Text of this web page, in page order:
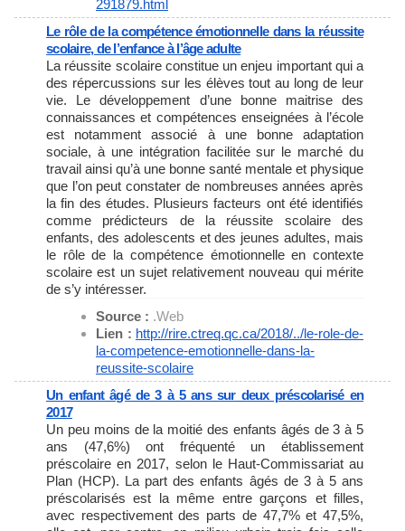
291879.html
Le rôle de la compétence émotionnelle dans la réussite
scolaire, de l’enfance à l’âge adulte
La réussite scolaire constitue un enjeu important qui a
des répercussions sur les élèves tout au long de leur
vie. Le développement d’une bonne maitrise des
connaissances et compétences enseignées à l’école
est notamment associé à une bonne adaptation
sociale, à une intégration facilitée sur le marché du
travail ainsi qu’à une bonne santé mentale et physique
que l’on peut constater de nombreuses années après
la fin des études. Plusieurs facteurs ont été identifiés
comme prédicteurs de la réussite scolaire des
enfants, des adolescents et des jeunes adultes, mais
le rôle de la compétence émotionnelle en contexte
scolaire est un sujet relativement nouveau qui mérite
de s’y intéresser.
Source : .Web
Lien : http://rire.ctreq.qc.ca/2018/../le-role-de-
la-competence-emotionnelle-dans-la-
reussite-scolaire
Un enfant âgé de 3 à 5 ans sur deux préscolarisé en
2017
Un peu moins de la moitié des enfants âgés de 3 à 5
ans (47,6%) ont fréquenté un établissement
préscolaire en 2017, selon le Haut-Commissariat au
Plan (HCP). La part des enfants âgés de 3 à 5 ans
préscolarisés est la même entre garçons et filles,
avec respectivement des parts de 47,7% et 47,5%,